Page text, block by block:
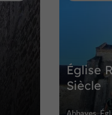
Église
Siècle
Abbayes,